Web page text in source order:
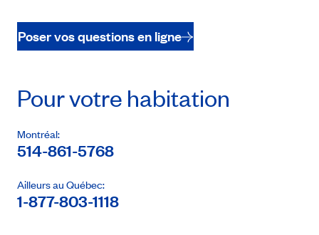
Poser vos questions en ligne
Pour votre habitation
Montréal:
514-861-5768
Ailleurs au Québec:
1-877-803-1118